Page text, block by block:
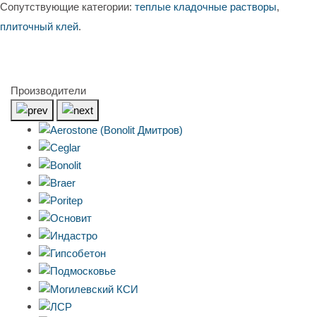
Сопутствующие категории: теплые кладочные растворы,
плиточный клей.
Производители